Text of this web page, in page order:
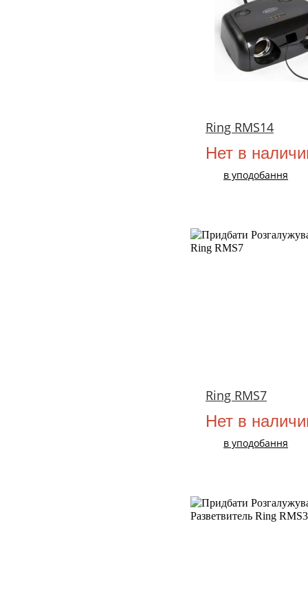
Ring RMS14
Нет в
в уподобання
Ring RMS7
Нет в
в уподобання